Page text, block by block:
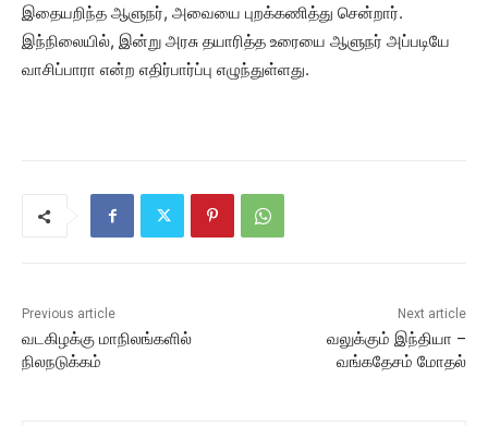
இதையறிந்த ஆளுநர், அவையை புறக்கணித்து சென்றார்.
இந்நிலையில், இன்று அரசு தயாரித்த உரையை ஆளுநர் அப்படியே
வாசிப்பாரா என்ற எதிர்பார்ப்பு எழுந்துள்ளது.
Previous article
வடகிழக்கு மாநிலங்களில்
நிலநடுக்கம்
Next article
வலுக்கும் இந்தியா –
வங்கதேசம் மோதல்